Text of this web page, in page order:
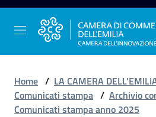
Vai al contenuto
Vai alla navigazione
Vai al footer
Home / LA CAMERA
Comunicati stampa / Archivio
Comunicati stampa anno 2025